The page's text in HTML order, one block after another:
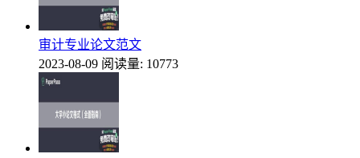
审计专业论文范文
2023-08-09 阅读量: 10773